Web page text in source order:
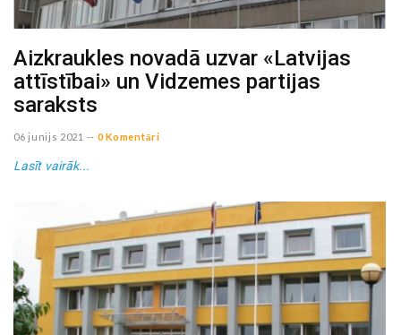
Aizkraukles novadā uzvar «Latvijas
attīstībai» un Vidzemes partijas
saraksts
06 junijs 2021 -- 0 Komentāri
Lasīt vairāk...